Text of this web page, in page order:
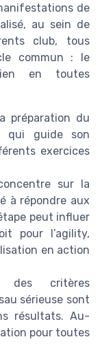
de
au sein de
club, tous
commun : le
en toutes
préparation du
qui guide son
exercices
sur la
à répondre aux
peut influer
pour l’agility,
en action
des critères
sérieuse sont
résultats. Au-
pour toutes